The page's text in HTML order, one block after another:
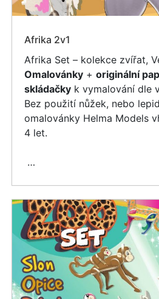
Afrika 2v1
Afrika Set – kolekce zvířat,
Omalovánky + originální
skládačky k vymalování dle
Bez použití nůžek, nebo
omalovánky Helma Models
4 let.
…